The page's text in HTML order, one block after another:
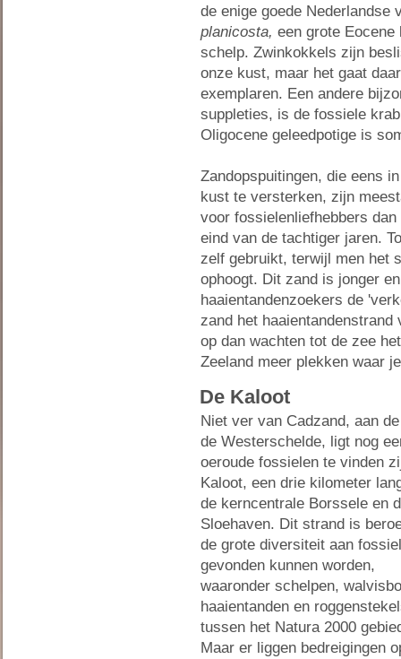
de enige goede
planicosta, een grote
schelp. Zwinkokkels zijn
onze kust, maar het gaat
exemplaren. Een andere
suppleties, is de fossiele
Oligocene geleedpotige is
Zandopspuitingen, die eens
kust te versterken, zijn
voor fossielenliefhebbers
eind van de tachtiger jaren.
zelf gebruikt, terwijl men het
ophoogt. Dit zand is jonger
haaientandenzoekers de
zand het
op dan wachten tot de zee
Zeeland meer plekken waar
De Kaloot
Niet ver van Cadzand, aan
de Westerschelde, ligt nog
oeroude fossielen te vinden
Kaloot, een drie kilometer
de kerncentrale Borssele en
Sloehaven. Dit strand is
de grote diversiteit aan
gevonden kunnen worden,
waaronder schelpen,
haaientanden en
tussen het Natura 2000
Maar er liggen bedreigingen